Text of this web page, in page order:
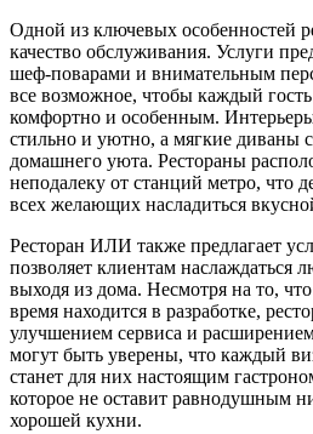
Одной из ключевых особенностей
качество обслуживания. Услуги
шеф-поварами и внимательным
все возможное, чтобы каждый гость
комфортно и особенным.
стильно и уютно, а мягкие диваны
домашнего уюта. Рестораны
неподалеку от станций метро, что
всех желающих насладиться
Ресторан ИЛИ также предлагает
позволяет клиентам
выходя из дома. Несмотря на то,
время находится в разработке,
улучшением сервиса и
могут быть уверены, что каждый
станет для них настоящим
которое не оставит равнодушным
хорошей кухни.